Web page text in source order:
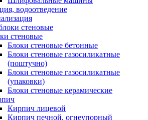
водоотведение
стеновые
стеновые
Блоки стеновые бетонные
Блоки стеновые газосиликатные
(поштучно)
Блоки стеновые газосиликатные
(упаковки)
Блоки стеновые керамические
Кирпич лицевой
Кирпич печной, огнеупорный